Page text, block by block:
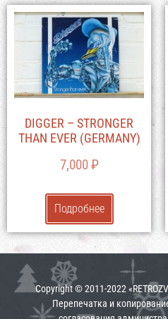
DIGGER – STRONGER
THAN EVER (GERMANY)
7,000₽
Подробнее
Copyright © 2011-2022
Перепечатка и